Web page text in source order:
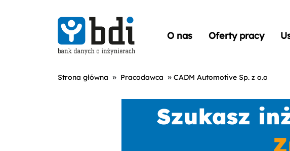
O nas Oferty pracy
Strona główna » Pracodawca » CADM Automotive Sp. z o.o